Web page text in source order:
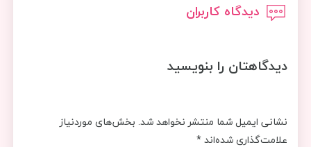
دیدگاه کاربران
دیدگاهتان را بنویسید
نشانی ایمیل شما منتشر نخواهد شد. بخش‌های موردنیاز
علامت‌گذاری شده‌اند*